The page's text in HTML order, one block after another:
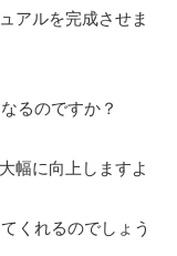
アルを完成させま
るのですか？
幅に向上しますよ
くれるのでしょう